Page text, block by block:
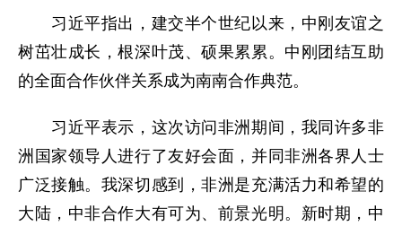
习近平指出，建交半个世纪以来，中刚友谊之
树茁壮成长，根深叶茂、硕果累累。中刚团结互助
的全面合作伙伴关系成为南南合作典范。
习近平表示，这次访问非洲期间，我同许多非
洲国家领导人进行了友好会面，并同非洲各界人士
广泛接触。我深切感到，非洲是充满活力和希望的
大陆，中非合作大有可为、前景光明。新时期，中